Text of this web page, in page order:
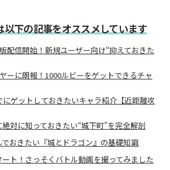
下の記事をオススメしています
配信開始！新規ユーザー向け“抑えておきた
ーに朗報！1000ルビーをゲットできるチャ
ゲットしておきたいキャラ紹介【近距離攻
対に知っておきたい“城下町”を完全解剖
おきたい『城とドラゴン』の基礎知識
ト！さっそくバトル動画を撮ってみました